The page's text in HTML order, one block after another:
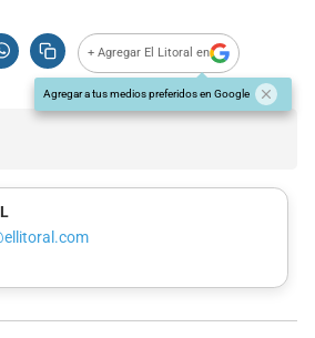
+ Agregar El Litoral en
Agregar a tus medios preferidos en Google